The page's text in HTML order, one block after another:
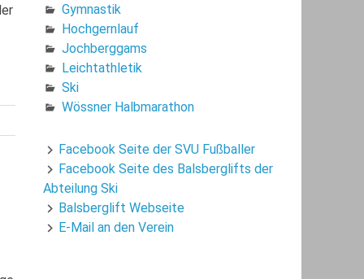
Gymnastik
Hochgernlauf
Jochberggams
Leichtathletik
Ski
Wössner Halbmarathon
Facebook Seite der SVU Fußballer
Facebook Seite des Balsberglifts der
Abteilung Ski
Balsberglift Webseite
E-Mail an den Verein